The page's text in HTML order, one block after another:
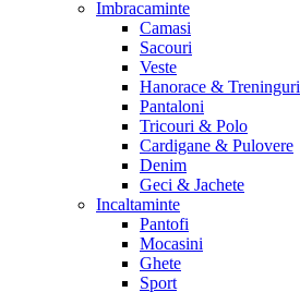
Imbracaminte
Camasi
Sacouri
Veste
Hanorace & Treninguri
Pantaloni
Tricouri & Polo
Cardigane & Pulovere
Denim
Geci & Jachete
Incaltaminte
Pantofi
Mocasini
Ghete
Sport